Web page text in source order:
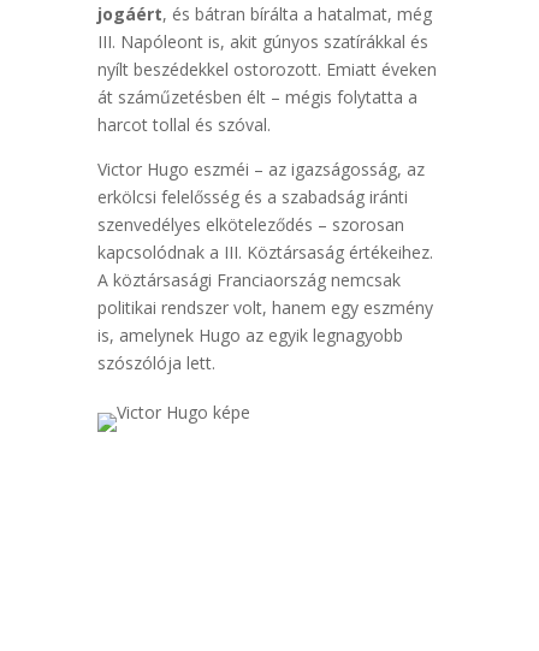
jogáért, és bátran bírálta a hatalmat, még
III. Napóleont is, akit gúnyos szatírákkal és
nyílt beszédekkel ostorozott. Emiatt éveken
át száműzetésben élt – mégis folytatta a
harcot tollal és szóval.
Victor Hugo eszméi – az igazságosság, az
erkölcsi felelősség és a szabadság iránti
szenvedélyes elköteleződés – szorosan
kapcsolódnak a III. Köztársaság értékeihez.
A köztársasági Franciaország nemcsak
politikai rendszer volt, hanem egy eszmény
is, amelynek Hugo az egyik legnagyobb
szószólója lett.